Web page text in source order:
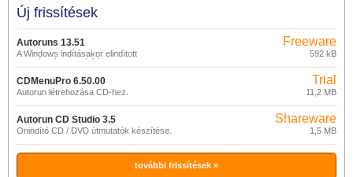
Új frissítések
Autoruns 13.51
A Windows indításakor elindított
szolgáltatások beállítása.
Freeware
592 kB
CDMenuPro 6.50.00
Autorun létrehozása CD-hez.
Trial
11,2 MB
Autorun CD Studio 3.5
Önindító CD / DVD útmutatók készítése.
Shareware
1,5 MB
további frissítések »